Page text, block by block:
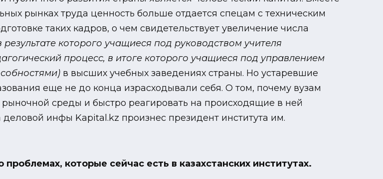
рынках труда ценность больше отдается спецам с техническим
таких кадров, о чем свидетельствует увеличение числа
которого учащиеся под руководством учителя
процесс, в итоге которого учащиеся под управлением
в высших учебных заведениях страны. Но устаревшие
еще не до конца израсходывали себя. О том, почему вузам
среды и быстро реагировать на происходящие в ней
инфы Kapital.kz произнес президент института им.
которые сейчас есть в казахстанских институтах.